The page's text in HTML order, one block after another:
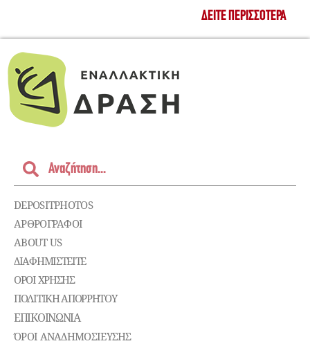
ΔΕΊΤΕ ΠΕΡΙΣΣΌΤΕΡΑ
DEPOSITPHOTOS
ΑΡΘΡΟΓΡΑΦΟΙ
ABOUT US
ΔΙΑΦΗΜΙΣΤΕΊΤΕ
ΌΡΟΙ ΧΡΉΣΗΣ
ΠΟΛΙΤΙΚΉ ΑΠΟΡΡΉΤΟΥ
ΕΠΙΚΟΙΝΩΝΊΑ
ΌΡΟΙ ΑΝΑΔΗΜΟΣΙΕΥΣΗΣ